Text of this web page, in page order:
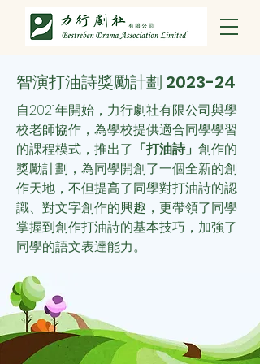
智演打油詩獎勵計劃 2023-24
自2021年開始，力行劇社有限公司與學
校老師協作，為學校提供適合同學學習
的課程模式，推出了 「打油詩」 創作的
獎勵計劃，為同學開創了一個全新的創
作天地，不但提高了同學對打油詩的認
識、對文字創作的興趣，更帶領了同學
掌握到創作打油詩的基本技巧，加強了
同學的語文表達能力。